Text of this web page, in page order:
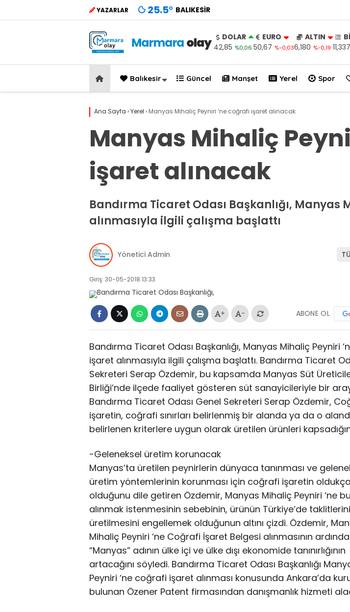
YAZARLAR 25.5° BALIKESIR
DOLAR
42,85 %0,06
EURO
50,67 %-0,03
ALTIN
6,180 %-0,19 11,337
Balıkesir Güncel Manşet Yerel Spor
Ana Sayfa ›Yerel › Manyas Mihaliç Peyniri ‘ne coğrafi işaret alınacak
Manyas Mihaliç
işaret alınacak
Bandırma Ticaret Odası Başkanlığı,
alınmasıyla ilgili çalışma başlattı
Yönetici Admin
Giriş: 30-05-2018 13:33
+ - ABONE OL
Bandırma Ticaret Odası Başkanlığı, Manyas Mihaliç Peyniri
işaret alınmasıyla ilgili çalışma başlattı. Bandırma Ticaret
Sekreteri Serap Özdemir, bu kapsamda Manyas Süt
Birliği’nde ilçede faaliyet gösteren süt sanayicileriyle bir
Bandırma Ticaret Odası Genel Sekreteri Serap Özdemir,
işaretin, coğrafi sınırları belirlenmiş bir alanda ya da o
belirlenen kriterlere uygun olarak üretilen ürünleri
-Geleneksel üretim korunacak
Manyas’ta üretilen peynirlerin dünyaca tanınması ve
üretim yöntemlerinin korunması için coğrafi işaretin
olduğunu dile getiren Özdemir, Manyas Mihaliç Peyniri ‘ne
alınmak istenmesinin sebebinin, ürünün Türkiye’de
üretilmesini engellemek olduğunun altını çizdi. Özdemir,
Mihaliç Peyniri ‘ne Coğrafi İşaret Belgesi alınmasının
“Manyas” adının ülke içi ve ülke dışı ekonomide tanınırlığının
artacağını söyledi. Bandırma Ticaret Odası Başkanlığı
Peyniri ‘ne coğrafi işaret alınması konusunda Ankara’da
bulunan Özener Patent firmasından danışmanlık hizmeti